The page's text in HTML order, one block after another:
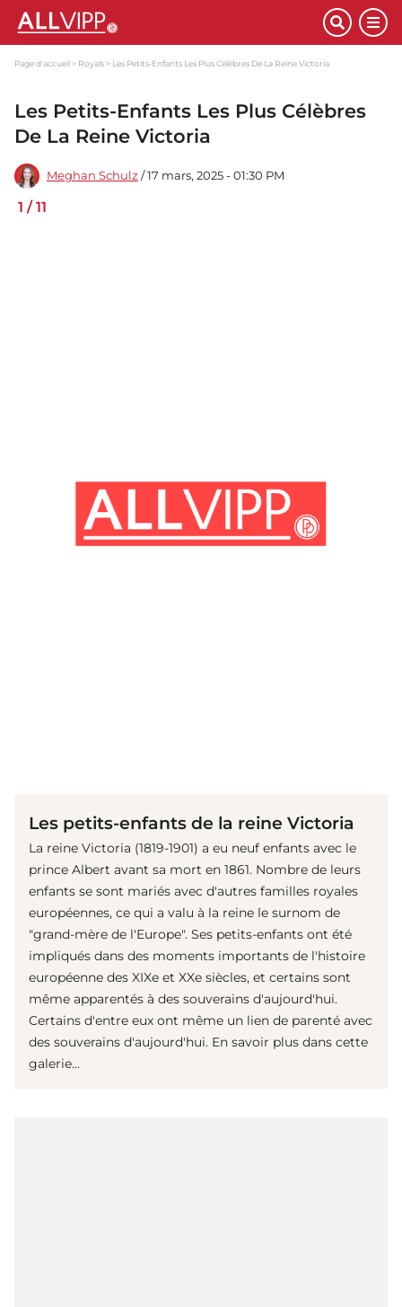
Page d'accueil Royals Les Petits-Enfants Les Plus Célèbres De La Reine Victoria
Les Petits-Enfants Les Plus Célèbres
De La Reine Victoria
Meghan Schulz / 17 mars, 2025 - 01:30 PM
1 /11
Les petits-enfants de la reine Victoria
La reine Victoria (1819-1901) a eu neuf enfants avec le
prince Albert avant sa mort en 1861. Nombre de leurs
enfants se sont mariés avec d'autres familles royales
européennes, ce qui a valu à la reine le surnom de
"grand-mère de l'Europe". Ses petits-enfants ont été
impliqués dans des moments importants de l'histoire
européenne des XIXe et XXe siècles, et certains sont
même apparentés à des souverains d'aujourd'hui.
Certains d'entre eux ont même un lien de parenté avec
des souverains d'aujourd'hui. En savoir plus dans cette
galerie...